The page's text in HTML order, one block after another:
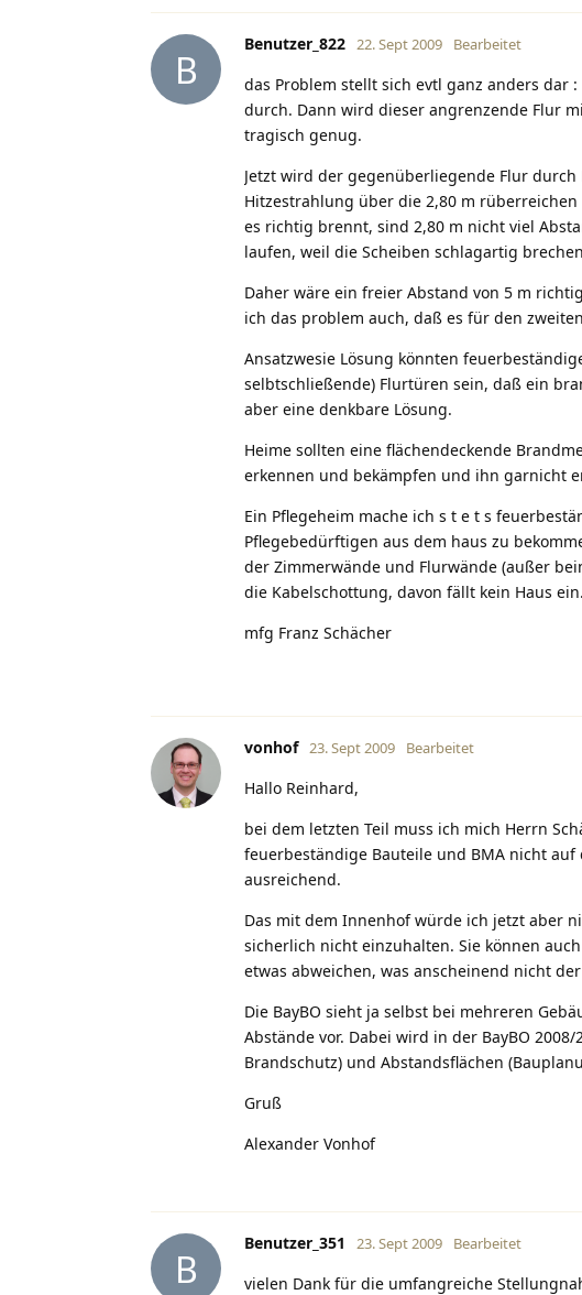
B
Benutzer_822 22. Sept 2009 Bearbeitet
das Problem stellt sich evtl ganz anders
durch. Dann wird dieser angrenzende Flur
tragisch genug.
Jetzt wird der gegenüberliegende Flur
Hitzestrahlung über die 2,80 m
es richtig brennt, sind 2,80 m nicht viel
laufen, weil die Scheiben schlagartig
Daher wäre ein freier Abstand von 5 m
ich das problem auch, daß es für den
Ansatzwesie Lösung könnten
selbtschließende) Flurtüren sein, daß ein
aber eine denkbare Lösung.
Heime sollten eine flächendeckende
erkennen und bekämpfen und ihn garnicht
Ein Pflegeheim mache ich s t e t s
Pflegebedürftigen aus dem haus zu
der Zimmerwände und Flurwände (außer
die Kabelschottung, davon fällt kein Haus ein.
mfg Franz Schächer
vonhof 23. Sept 2009 Bearbeitet
Hallo Reinhard,
bei dem letzten Teil muss ich mich Herrn
feuerbeständige Bauteile und BMA nicht
ausreichend.
Das mit dem Innenhof würde ich jetzt aber
sicherlich nicht einzuhalten. Sie können
etwas abweichen, was anscheinend nicht
Die BayBO sieht ja selbst bei mehreren
Abstände vor. Dabei wird in der BayBO
Brandschutz) und Abstandsflächen
Gruß
Alexander Vonhof
B
Benutzer_351 23. Sept 2009 Bearbeitet
vielen Dank für die umfangreiche